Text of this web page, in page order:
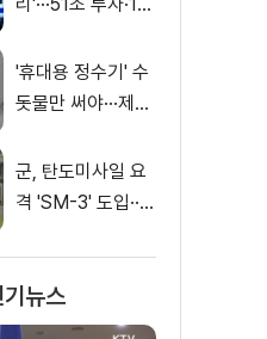
'휴대용 정수기' 수
돗물만 써야···제품
군, 탄도미사일 요
격 'SM-3' 도입···
뉴스